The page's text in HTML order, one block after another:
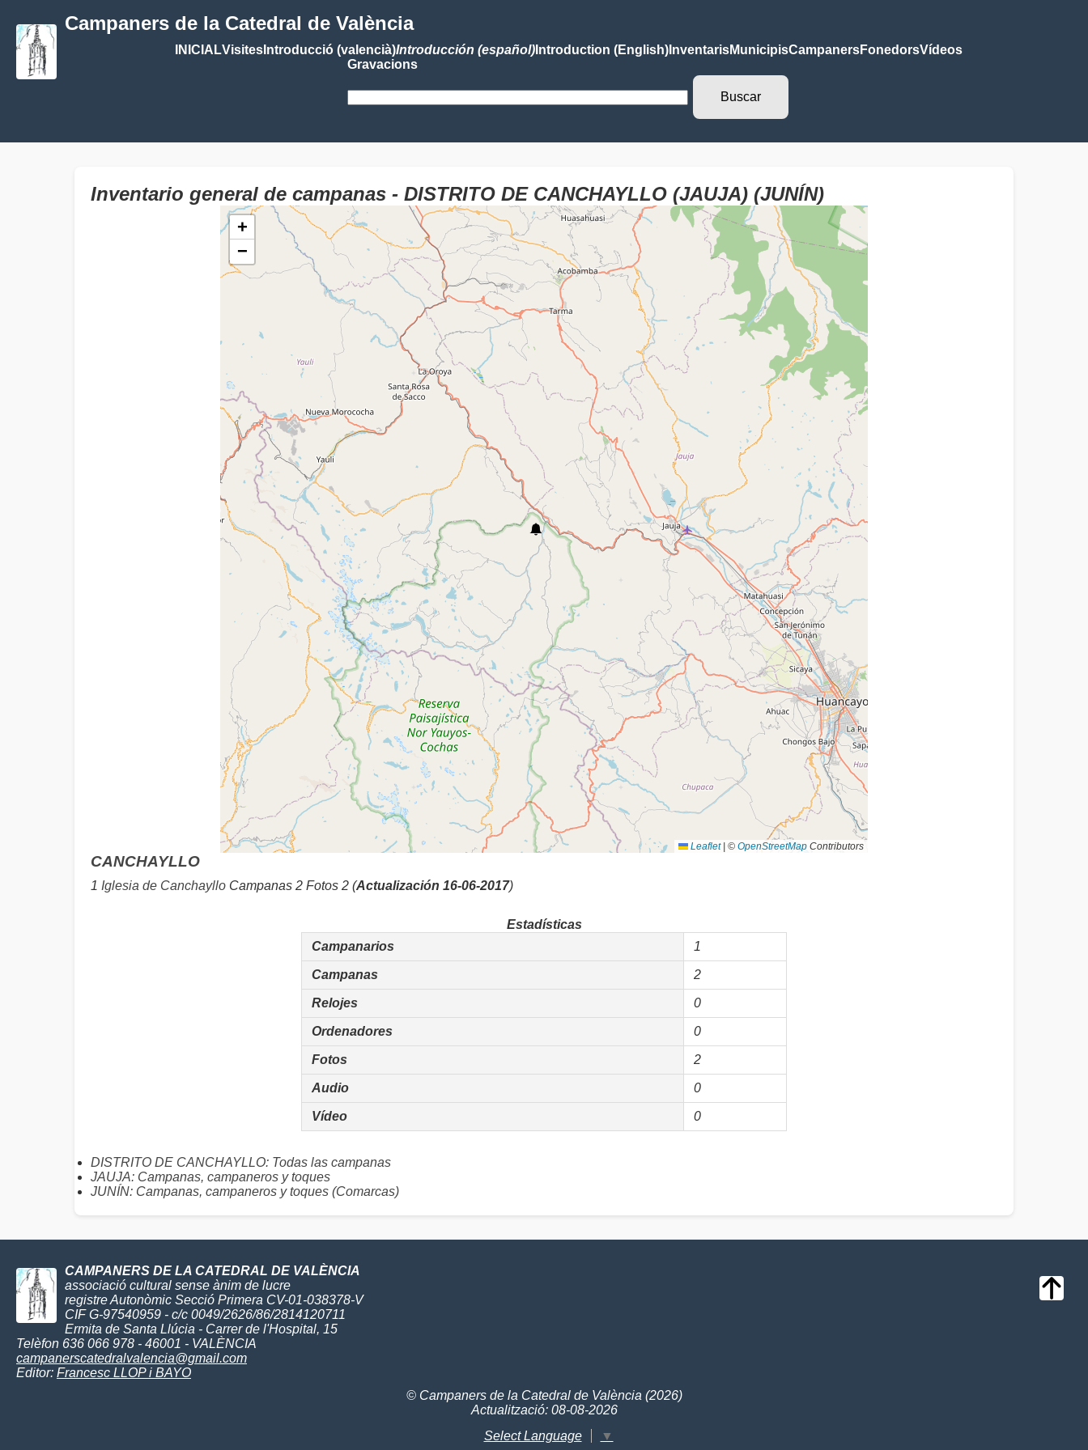
Campaners de la Catedral de València
INICIALVisitesIntroducció (valencià)Introducción (español)Introduction (English)InventarisMunicipisCampanersFonedorsVídeos
Gravacions
Inventario general de campanas - DISTRITO DE CANCHAYLLO (JAUJA) (JUNÍN)
+
−
Leaflet © OpenStreetMap Contributors
CANCHAYLLO
1 Iglesia de Canchayllo Campanas 2 Fotos 2 (Actualización 16-06-2017)
Estadísticas
Campanarios
1
Campanas 2
Relojes 0
Ordenadores 0
Fotos 2
Audio 0
Vídeo 0
DISTRITO DE CANCHAYLLO: Todas las campanas
JAUJA: Campanas, campaneros y toques
JUNÍN: Campanas, campaneros y toques (Comarcas)
CAMPANERS DE LA CATEDRAL DE VALÈNCIA
associació cultural sense ànim de lucre
registre Autonòmic Secció Primera CV-01-038378-V
CIF G-97540959 - c/c 0049/2626/86/2814120711
Ermita de Santa Llúcia - Carrer de l'Hospital, 15
Telèfon 636 066 978 - 46001 - VALÈNCIA
campanerscatedralvalencia@gmail.com
Editor: Francesc LLOP i BAYO
© Campaners de la Catedral de València (2026)
Actualització: 08-08-2026
Select Language
▼